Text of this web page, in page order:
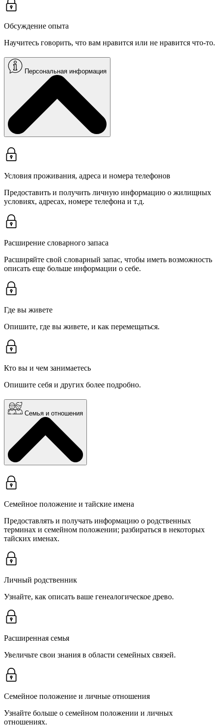
Обсуждение опыта
Научитесь говорить, что вам нравится или не нравится что-то.
Персональная информация
Условия проживания, адреса и номера телефонов
Предоставить и получить личную информацию о жилищных
условиях, адресах, номере телефона и т.д.
Расширение словарного запаса
Расширяйте свой словарный запас, чтобы иметь возможность
описать еще больше информации о себе.
Где вы живете
Опишите, где вы живете, и как перемещаться.
Кто вы и чем занимаетесь
Опишите себя и других более подробно.
Семья и отношения
Семейное положение и тайские имена
Предоставлять и получать информацию о родственных
терминах и семейном положении; разбираться в некоторых
тайских именах.
Личный родственник
Узнайте, как описать ваше генеалогическое древо.
Расширенная семья
Увеличьте свои знания в области семейных связей.
Семейное положение и личные отношения
Узнайте больше о семейном положении и личных
отношениях.